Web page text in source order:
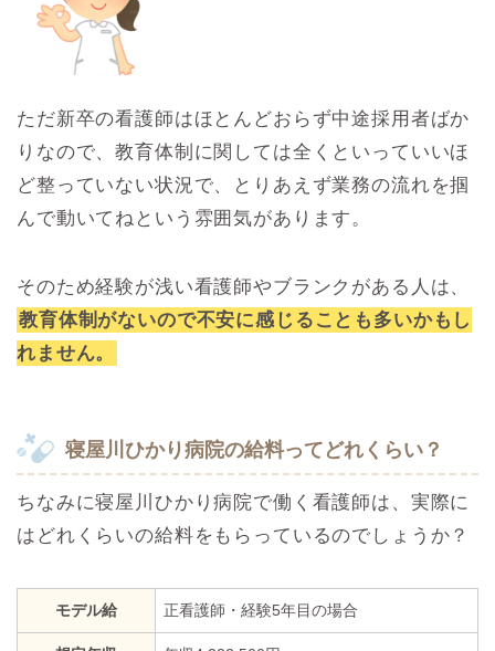
ただ新卒の看護師はほとんどおらず中途採用者ばか
りなので、教育体制に関しては全くといっていいほ
ど整っていない状況で、とりあえず業務の流れを掴
んで動いてねという雰囲気があります。
そのため経験が浅い看護師やブランクがある人は、
教育体制がないので不安に感じることも多いかもし
れません。
寝屋川ひかり病院の給料ってどれくらい？
ちなみに寝屋川ひかり病院で働く看護師は、実際に
はどれくらいの給料をもらっているのでしょうか？
モデル給 正看護師・経験5年目の場合